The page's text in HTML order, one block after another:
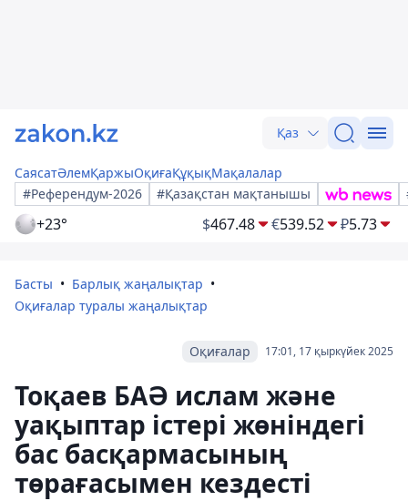
Қаз
СаясатӘлемҚаржыОқиғаҚұқықМақалалар
#Референдум-2026
#Қазақстан мақтанышы
+23° $467.48 €539.52 ₽5.73
Басты
Барлық жаңалықтар
Оқиғалар туралы жаңалықтар
17:01, 17 қыркүйек 2025
Оқиғалар
Тоқаев БАӘ ислам және
уақыптар істері жөніндегі
бас басқармасының
төрағасымен кездесті